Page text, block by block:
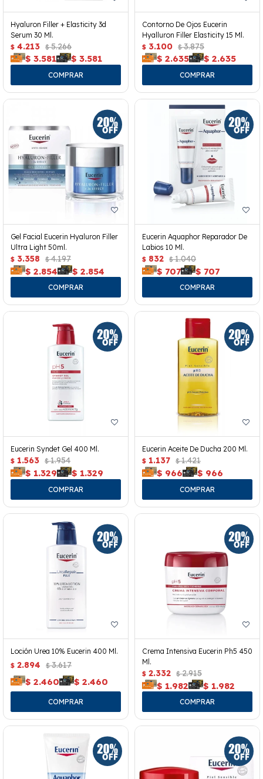
Hyaluron Filler + Elasticity 3d
Serum 30 Ml.
$ 4.213 $ 5.266
$ 3.581 $ 3.581
Contorno De Ojos Eucerin
Hyalluron Filler Elasticity 15 Ml.
$ 3.100 $ 3.875
$ 2.635 $ 2.635
Gel Facial Eucerin Hyaluron Filler
Ultra Light 50ml.
$ 3.358 $ 4.197
$ 2.854 $ 2.854
Eucerin Aquaphor Reparador De
Labios 10 Ml.
$ 832 $ 1.040
$ 707 $ 707
Eucerin Syndet Gel 400 Ml.
$ 1.563 $ 1.954
$ 1.329 $ 1.329
Eucerin Aceite De Ducha 200 Ml.
$ 1.137 $ 1.421
$ 966 $ 966
Loción Urea 10% Eucerin 400 Ml.
$ 2.894 $ 3.617
$ 2.460 $ 2.460
Crema Intensiva Eucerin Ph5 450
Ml.
$ 2.332 $ 2.915
$ 1.982 $ 1.982